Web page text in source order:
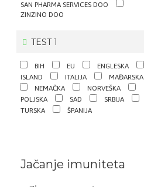
SAN PHARMA SERVICES DOO
ZINZINO DOO
TEST 1
BIH EU
ENGLESKA
ISLAND
ITALIJA
MAĐARSKA
NEMAČKA
NORVEŠKA
POLJSKA
SAD
SRBIJA
TURSKA
ŠPANIJA
Jačanje imuniteta